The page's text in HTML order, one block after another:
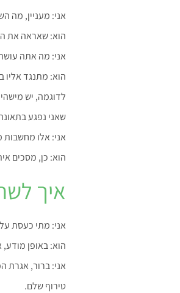
אני: מעניין, מה
הוא: שאראה את
אני: מה אתה
הוא: מתנגד אליו
לדוגמה, יש
שאני נפגע
אני: אלו
הוא: כן, מסכים
איך
אני: מתי כעסת
הוא: באופן
אני: ברור, אגרת
טירוף שלם.